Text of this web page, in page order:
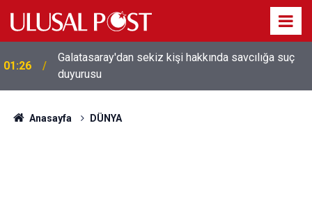
01:26
Galatasaray'dan sekiz kişi hakkında savcılığa suç
duyurusu
Anasayfa DÜNYA